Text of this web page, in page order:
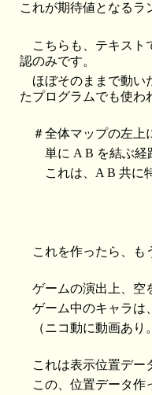
これが期待値となるラ
こちらも、テキスト
認のみです。
ほぼそのままで動い
たプログラムでも使わ
＃全体マップの左上
単に A B を結ぶ経
これは、A B 共に
これを作ったら、も
ゲームの演出上、空
ゲーム中のキャラは
（ニコ動に動画あり。
これは表示位置デー
この、位置データ作